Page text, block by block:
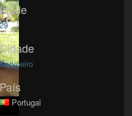
País
Portugal